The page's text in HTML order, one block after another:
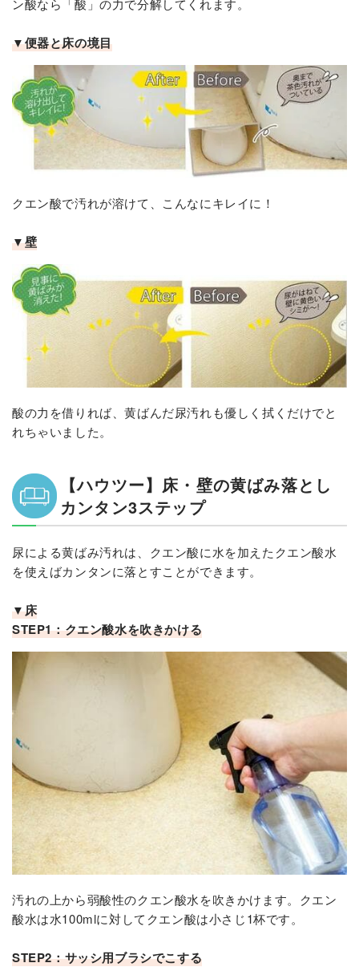
▼便器と床の境目
クエン酸で汚れが溶けて、こんなにキレイに！
▼壁
酸の力を借りれば、黄ばんだ尿汚れも優しく拭くだけでと
れちゃいました。
【ハウツー】床・壁の黄ばみ落とし
カンタン3ステップ
尿による黄ばみ汚れは、クエン酸に水を加えたクエン酸水
を使えばカンタンに落とすことができます。
▼床
STEP1：クエン酸水を吹きかける
汚れの上から弱酸性のクエン酸水を吹きかけます。クエン
酸水は水100mlに対してクエン酸は小さじ1杯です。
STEP2：サッシ用ブラシでこする